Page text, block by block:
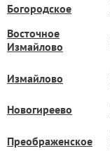
Богородское
Восточное
Измайлово
Измайлово
Новогиреево
Преображенское